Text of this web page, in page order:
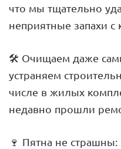
что мы тщательно
неприятные запахи с
🛠 Очищаем даже
устраняем
числе в жилых
недавно прошли
🍷 Пятна не